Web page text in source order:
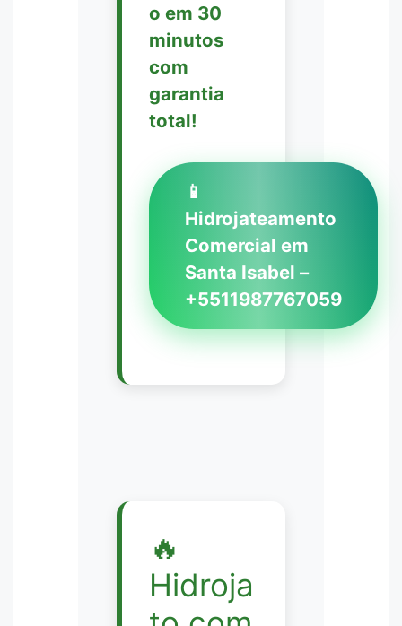
o em 30
minutos
com
garantia
total!
📱
Hidrojateamento
Comercial em
Santa Isabel –
+5511987767059
🔥
Hidroja